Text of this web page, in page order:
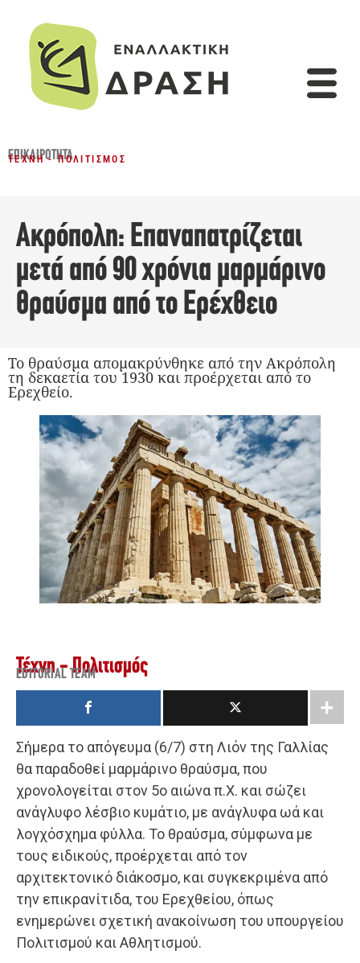
ΕΠΙΚΑΙΡΌΤΗΤΑ
ΤΈΧΝΗ - ΠΟΛΙΤΙΣΜΌΣ
Ακρόπολη: Επαναπατρίζεται
μετά από 90 χρόνια μαρμάρινο
θραύσμα από το Ερέχθειο
Το θραύσμα απομακρύνθηκε από την Ακρόπολη
τη δεκαετία του 1930 και προέρχεται από το
Ερεχθείο.
Τέχνη - Πολιτισμός
EDITORIAL TEAM
Σήμερα το απόγευμα (6/7) στη Λιόν της Γαλλίας
θα παραδοθεί μαρμάρινο θραύσμα, που
χρονολογείται στον 5ο αιώνα π.Χ. και σώζει
ανάγλυφο λέσβιο κυμάτιο, με ανάγλυφα ωά και
λογχόσχημα φύλλα. Το θραύσμα, σύμφωνα με
τους ειδικούς, προέρχεται από τον
αρχιτεκτονικό διάκοσμο, και συγκεκριμένα από
την επικρανίτιδα, του Ερεχθείου, όπως
ενημερώνει σχετική ανακοίνωση του υπουργείου
Πολιτισμού και Αθλητισμού.